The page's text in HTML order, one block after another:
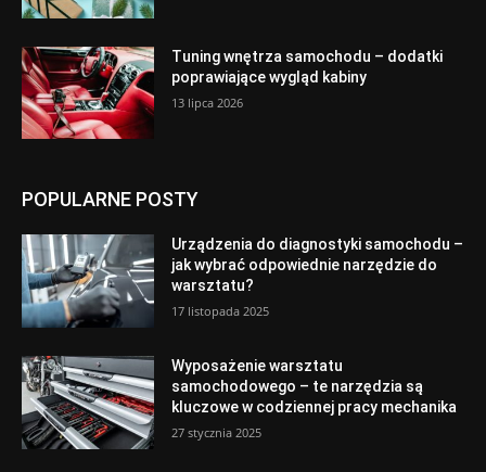
Tuning wnętrza samochodu – dodatki
poprawiające wygląd kabiny
13 lipca 2026
POPULARNE POSTY
Urządzenia do diagnostyki samochodu –
jak wybrać odpowiednie narzędzie do
warsztatu?
17 listopada 2025
Wyposażenie warsztatu
samochodowego – te narzędzia są
kluczowe w codziennej pracy mechanika
27 stycznia 2025